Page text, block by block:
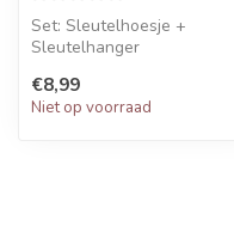
Set: Sleutelhoesje +
Sleutelhanger
€8,99
Niet op voorraad